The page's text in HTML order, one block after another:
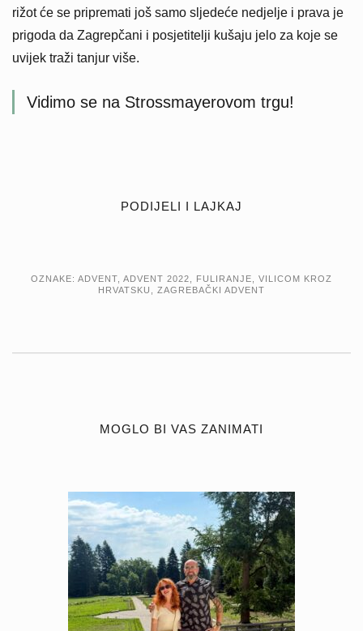
rižot će se pripremati još samo sljedeće nedjelje i prava je
prigoda da Zagrepčani i posjetitelji kušaju jelo za koje se
uvijek traži tanjur više.
Vidimo se na Strossmayerovom trgu!
PODIJELI I LAJKAJ
OZNAKE: ADVENT, ADVENT 2022, FULIRANJE, VILICOM KROZ
HRVATSKU , ZAGREBAČKI ADVENT
MOGLO BI VAS ZANIMATI